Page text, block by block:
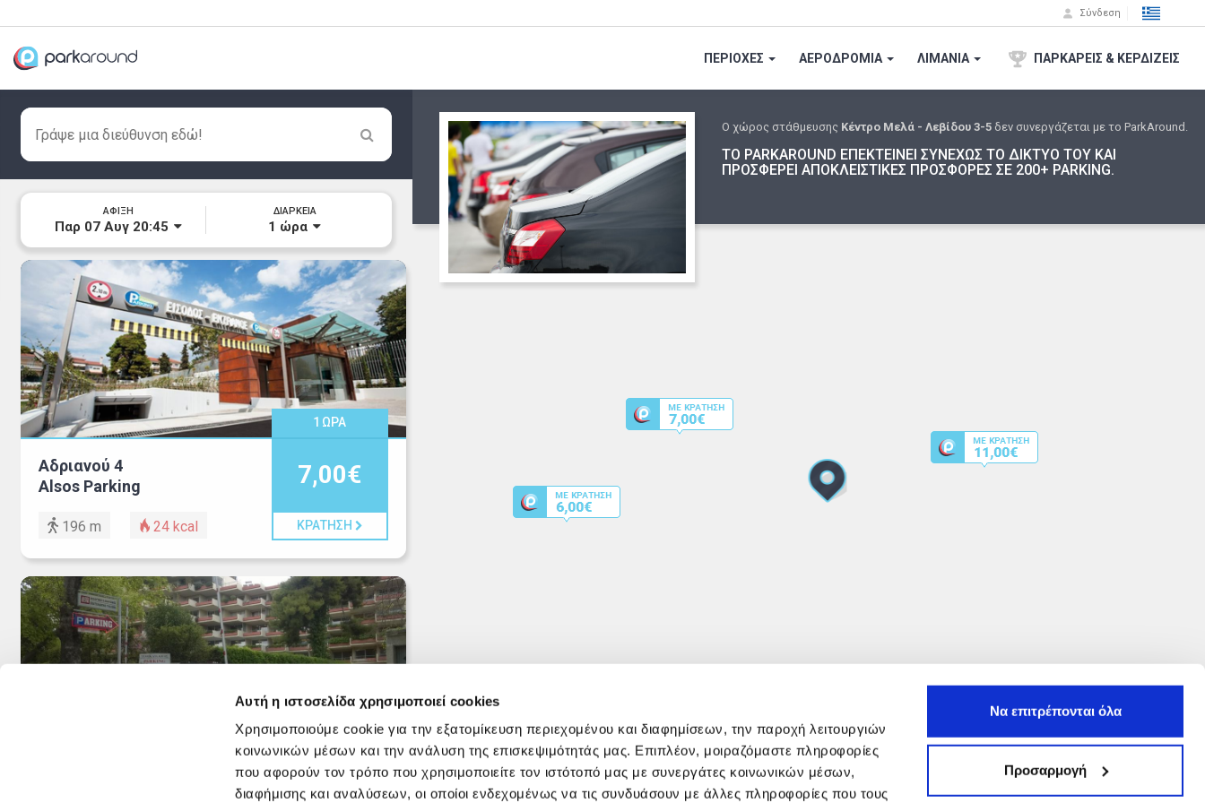
Αυτή η ιστοσελίδα χρησιμοποιεί cookies
Χρησιμοποιούμε cookie για την εξατομίκευση περιεχομένου και διαφημίσεων, την παροχή λειτουργιών
κοινωνικών μέσων και την ανάλυση της επισκεψιμότητάς μας. Επιπλέον, μοιραζόμαστε πληροφορίες
που αφορούν τον τρόπο που χρησιμοποιείτε τον ιστότοπό μας με συνεργάτες κοινωνικών μέσων,
διαφήμισης και αναλύσεων, οι οποίοι ενδεχομένως να τις συνδυάσουν με άλλες πληροφορίες που τους
Να επιτρέπονται όλα
Προσαρμογή
Σύνδεση
ΠΕΡΙΟΧΕΣ ΑΕΡΟΔΡΟΜΙA ΛΙΜΑΝΙΑ ΠΑΡΚΑΡΕΙΣ & ΚΕΡΔΙΖΕΙΣ
Ο χώρος στάθμευσης Κέντρο Μελά - Λεβίδου 3-5 δεν συνεργάζεται με το ParkAround.
ΤΟ PARKAROUND ΕΠΕΚΤΕΙΝΕΙ ΣΥΝΕΧΩΣ ΤΟ ΔΙΚΤΥΟ ΤΟΥ ΚΑΙ
ΠΡΟΣΦΕΡΕΙ ΑΠΟΚΛΕΙΣΤΙΚΕΣ ΠΡΟΣΦΟΡΕΣ ΣΕ 200+ PARKING.
ΑΦΙΞΗ
Παρ 07 Αυγ 20:45
ΔΙΑΡΚΕΙΑ
1 ώρα
Αδριανού 4
Alsos Parking
196 m 24 kcal
1 ΩΡΑ
7,00€
ΚΡΑΤΗΣΗ
1ΩΡΑ
6,00€